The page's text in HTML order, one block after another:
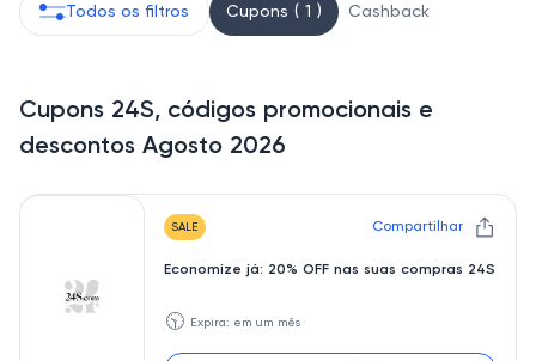
Todos os filtros Cupons ( 1 ) Cashback
Cupons 24S, códigos promocionais e
descontos Agosto 2026
SALE Compartilhar
Economize já: 20% OFF nas suas compras 24S
🕥 Expira: em um mês